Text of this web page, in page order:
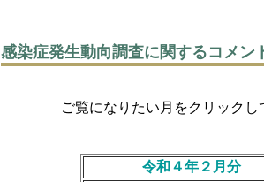
感染症発生動向調査に関するコメン
ご覧になりたい月をクリックし
令和４年２月分